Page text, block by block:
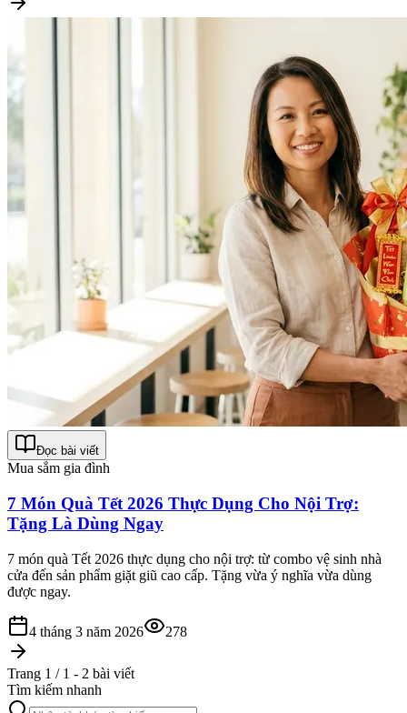
Đọc bài viết
Mua sắm gia đình
7 Món Quà Tết 2026 Thực Dụng Cho Nội Trợ:
Tặng Là Dùng Ngay
7 món quà Tết 2026 thực dụng cho nội trợ: từ combo vệ sinh nhà
cửa đến sản phẩm giặt giũ cao cấp. Tặng vừa ý nghĩa vừa dùng
được ngay.
4 tháng 3 năm 2026 278
Trang 1 / 1 - 2 bài viết
Tìm kiếm nhanh